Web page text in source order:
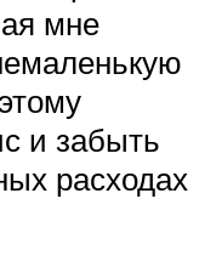
мне
и забыть
расходах